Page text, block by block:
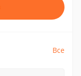
Все